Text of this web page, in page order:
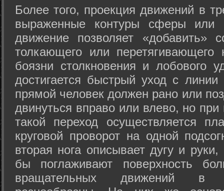
Более того, проекция движений в
выраженные контуры сферы или
движение позволяет «добавить»
толкающего или перетягивающего
боязни столкновения и лобового
достигается быстрый уход с
прямой человек должен рано или
двинуться вправо или влево, но
такой переход осуществляется
круговой проворот на одной
вторая нога описывает дугу и
бы поглаживают поверхность
вращательных движений в